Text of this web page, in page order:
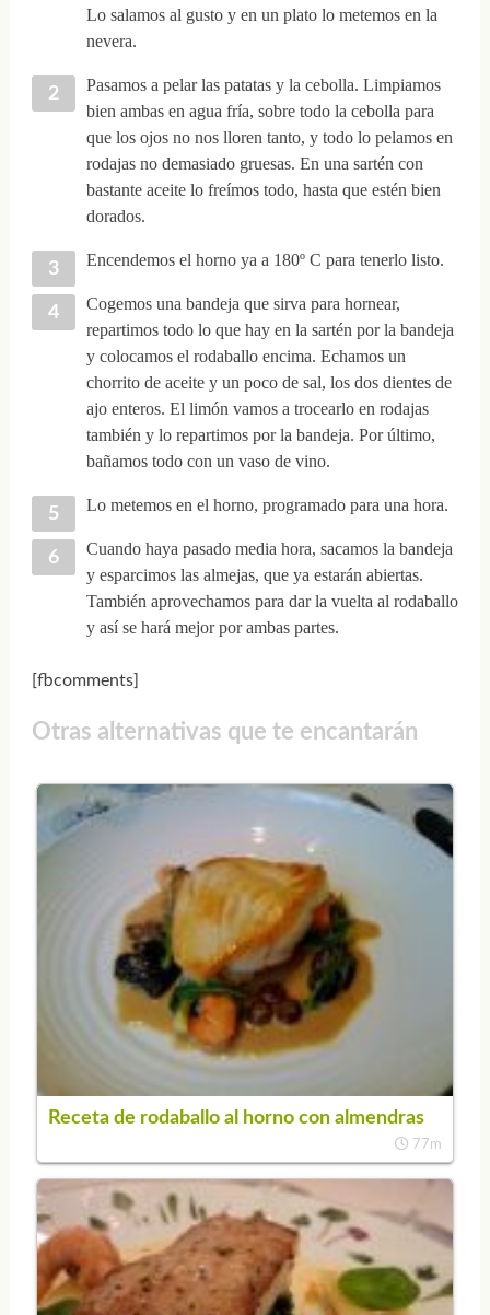
Lo salamos al gusto y en un plato lo metemos en la
nevera.
Pasamos a pelar las patatas y la cebolla. Limpiamos
bien ambas en agua fría, sobre todo la cebolla para
que los ojos no nos lloren tanto, y todo lo pelamos en
rodajas no demasiado gruesas. En una sartén con
bastante aceite lo freímos todo, hasta que estén bien
dorados.
Encendemos el horno ya a 180º C para tenerlo listo.
Cogemos una bandeja que sirva para hornear,
repartimos todo lo que hay en la sartén por la bandeja
y colocamos el rodaballo encima. Echamos un
chorrito de aceite y un poco de sal, los dos dientes de
ajo enteros. El limón vamos a trocearlo en rodajas
también y lo repartimos por la bandeja. Por último,
bañamos todo con un vaso de vino.
Lo metemos en el horno, programado para una hora.
Cuando haya pasado media hora, sacamos la bandeja
y esparcimos las almejas, que ya estarán abiertas.
También aprovechamos para dar la vuelta al rodaballo
y así se hará mejor por ambas partes.
[fbcomments]
Otras alternativas que te encantarán
Receta de rodaballo al horno con almendras
77m